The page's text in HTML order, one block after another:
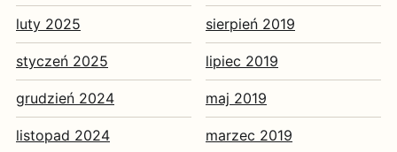
luty 2025
styczeń 2025
grudzień 2024
listopad 2024
sierpień 2019
lipiec 2019
maj 2019
marzec 2019